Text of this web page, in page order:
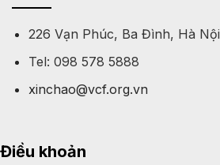
226 Vạn Phúc, Ba Đình, Hà Nội
Tel: 098 578 5888
xinchao@vcf.org.vn
Điều khoản